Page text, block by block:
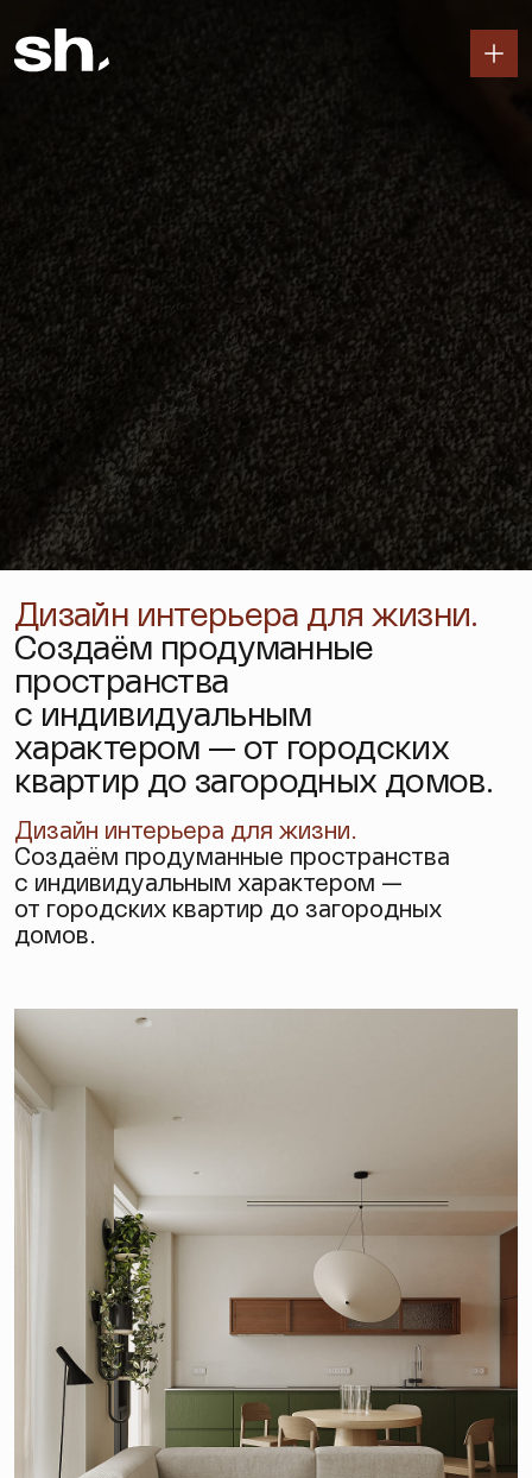
Дизайн интерьера для жизни.
Создаём продуманные
пространства
с индивидуальным
характером — от городских
квартир до загородных домов.
Дизайн интерьера для жизни.
Создаём продуманные пространства
с индивидуальным характером —
от городских квартир до загородных
домов.